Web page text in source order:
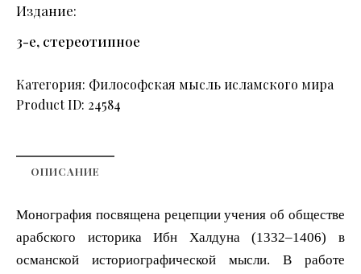
Издание
3-е, стереотипное
Категория: Философская мысль исламского мира
Product ID: 24584
ОПИСАНИЕ
Монография посвящена рецепции учения об обществе
арабского историка Ибн Халдуна (1332–1406) в
османской историографической мысли. В работе